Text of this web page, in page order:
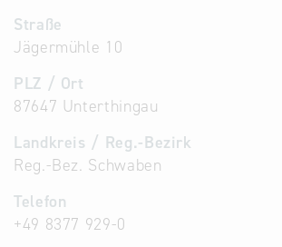
Straße
Jägermühle 10
PLZ / Ort
87647 Unterthingau
Landkreis / Reg.-Bezirk
Reg.-Bez. Schwaben
Telefon
+49 8377 929-0